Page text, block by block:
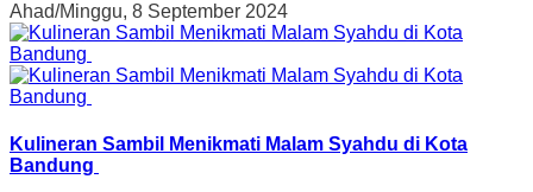
Ahad/Minggu, 8 September 2024
Kulineran Sambil Menikmati Malam Syahdu di Kota
Bandung